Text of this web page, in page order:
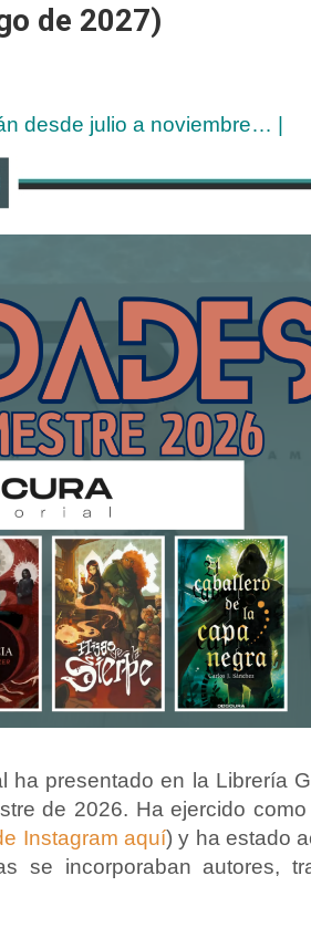
de 2027)
desde julio a noviembre… |
ha presentado en la Librería
de 2026. Ha ejercido
Instagram aquí) y ha estado
se incorporaban autores,